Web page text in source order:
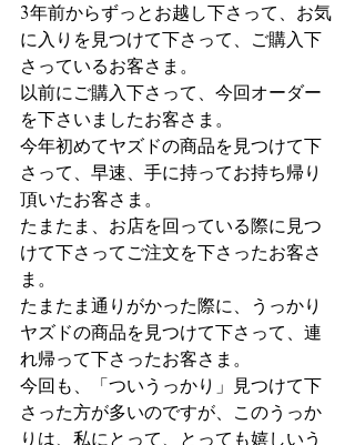
3年前からずっとお越し下さって、お気
に入りを見つけて下さって、ご購入下
さっているお客さま。
以前にご購入下さって、今回オーダー
を下さいましたお客さま。
今年初めてヤズドの商品を見つけて下
さって、早速、手に持ってお持ち帰り
頂いたお客さま。
たまたま、お店を回っている際に見つ
けて下さってご注文を下さったお客さ
ま。
たまたま通りがかった際に、うっかり
ヤズドの商品を見つけて下さって、連
れ帰って下さったお客さま。
今回も、「ついうっかり」見つけて下
さった方が多いのですが、このうっか
りは、私にとって、とっても嬉しいう